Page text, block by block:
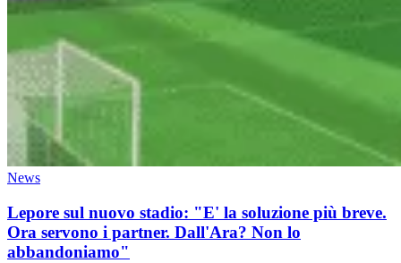
News
Lepore sul nuovo stadio: "E' la soluzione più breve.
Ora servono i partner. Dall'Ara? Non lo
abbandoniamo"